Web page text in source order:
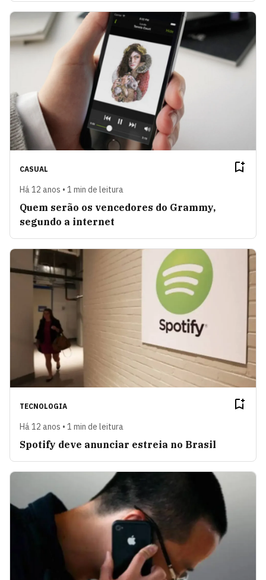
CASUAL
Há 12 anos • 1 min de leitura
Quem serão os vencedores do Grammy,
segundo a internet
TECNOLOGIA
Há 12 anos • 1 min de leitura
Spotify deve anunciar estreia no Brasil